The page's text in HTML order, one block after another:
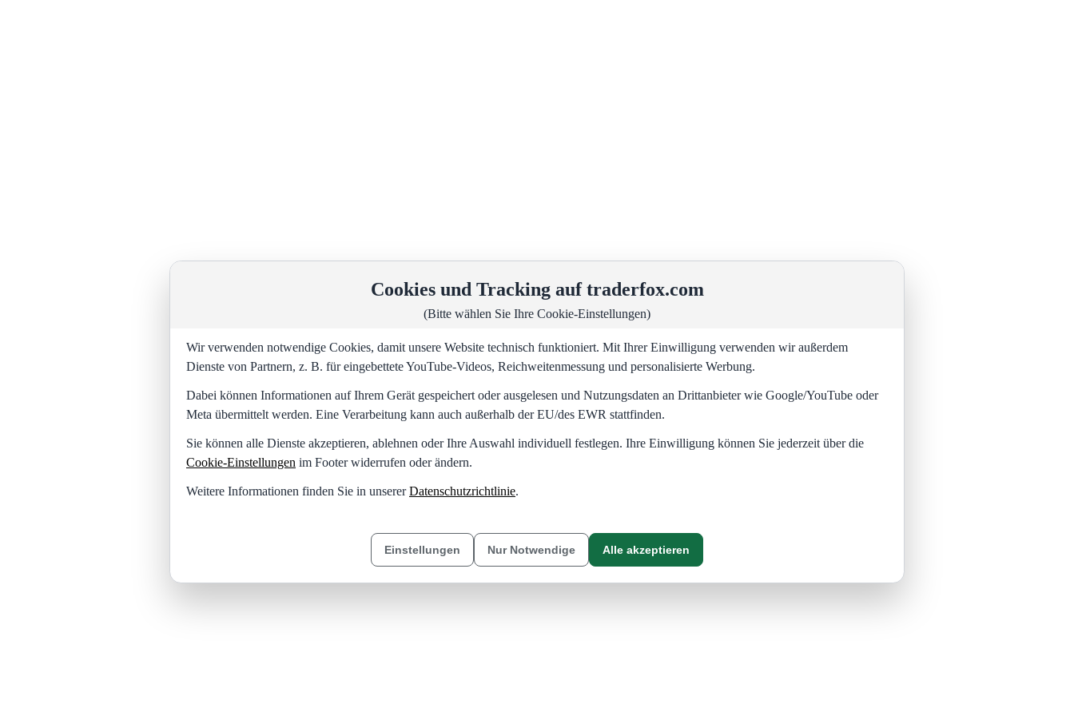
Cookies und Tracking auf traderfox.com
(Bitte wählen Sie Ihre Cookie-Einstellungen)
Wir verwenden notwendige Cookies, damit unsere Website technisch funktioniert. Mit Ihrer Einwilligung verwenden wir außerdem
Dienste von Partnern, z. B. für eingebettete YouTube-Videos, Reichweitenmessung und personalisierte Werbung.
Dabei können Informationen auf Ihrem Gerät gespeichert oder ausgelesen und Nutzungsdaten an Drittanbieter wie Google/YouTube oder
Meta übermittelt werden. Eine Verarbeitung kann auch außerhalb der EU/des EWR stattfinden.
Sie können alle Dienste akzeptieren, ablehnen oder Ihre Auswahl individuell festlegen. Ihre Einwilligung können Sie jederzeit über die
Cookie-Einstellungen im Footer widerrufen oder ändern.
Weitere Informationen finden Sie in unsererDatenschutzrichtlinie.
Einstellungen Nur Notwendige Alle akzeptieren